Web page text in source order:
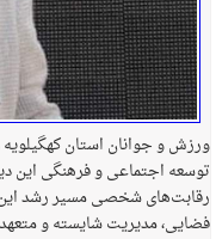
ورزش و جوانان استان
توسعه اجتماعی و فرهنگی این
رقابت‌های شخصی مسیر رشد این
فضایی، مدیریت شایسته و